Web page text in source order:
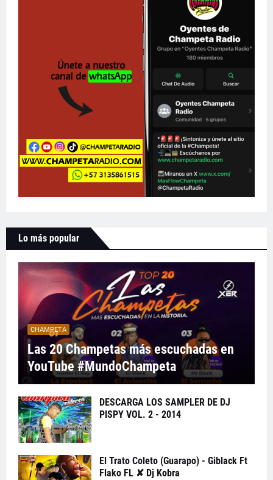
Lo más popular
CHAMPETA
Las 20 Champetas más escuchadas en
YouTube #MundoChampeta
DESCARGA LOS SAMPLER DE DJ
PISPY VOL. 2 - 2014
El Trato Coleto (Guarapo) - Giblack Ft
Flako FL ✘ Dj Kobra